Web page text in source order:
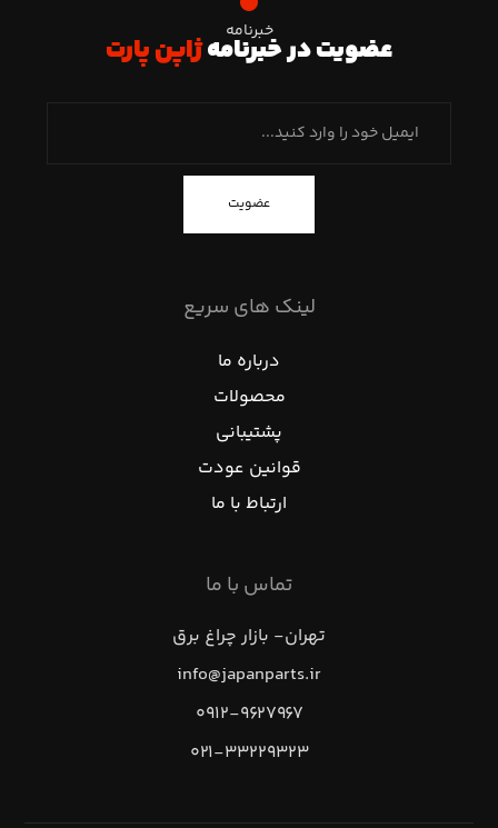
خبرنامه
عضویت در خبرنامهژاپن پارت
عضویت
لینک های سریع
درباره ما
محصولات
پشتیبانی
قوانین عودت
ارتباط با ما
تماس با ما
تهران- بازار چراغ برق
info@japanparts.ir
۰۹۱۲-۹۶۲۷۹۶۷
۰۲۱-۳۳۲۲۹۳۲۳